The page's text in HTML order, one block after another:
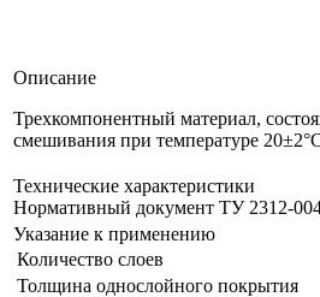
Описание
Трехкомпонентный материал,
смешивания при температуре
Технические характеристики
Нормативный документ ТУ 2312-
Указание к применению
Количество слоев
Толщина однослойного покрытия